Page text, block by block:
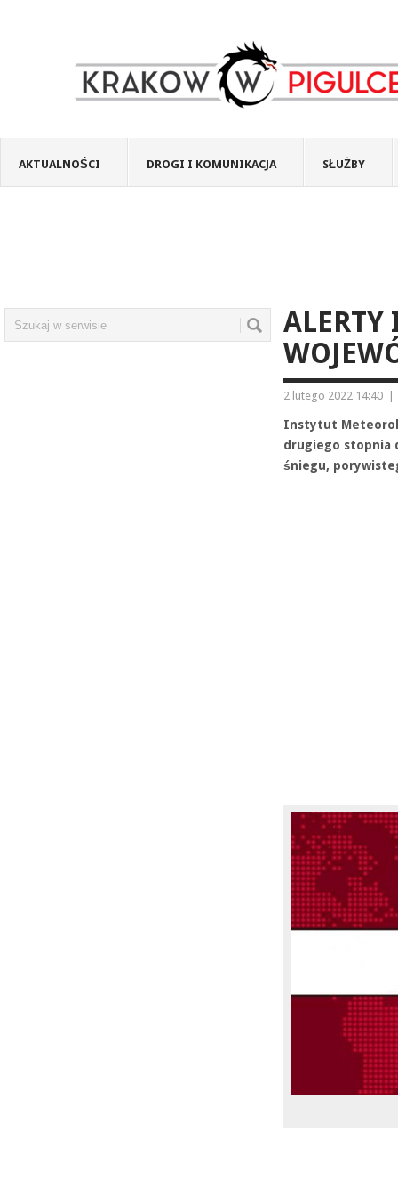
AKTUALNOŚCI DROGI I KOMUNIKACJA SŁUŻBY
ALERTY
2 lutego 2022 14:40
Instytut
drugiego stopnia
śniegu,